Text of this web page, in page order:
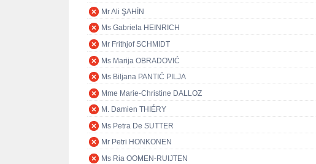
Mr Ali ŞAHİN
Ms Gabriela HEINRICH
Mr Frithjof SCHMIDT
Ms Marija OBRADOVIĆ
Ms Biljana PANTIĆ PILJA
Mme Marie-Christine DALLOZ
M. Damien THIÉRY
Ms Petra De SUTTER
Mr Petri HONKONEN
Ms Ria OOMEN-RUIJTEN